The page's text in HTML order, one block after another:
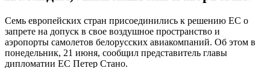
Семь европейских стран присоединились к решению ЕС о
запрете на допуск в свое воздушное пространство и
аэропорты самолетов белорусских авиакомпаний. Об этом в
понедельник, 21 июня, сообщил представитель главы
дипломатии ЕС Петер Стано.